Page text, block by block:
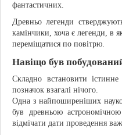
фантастичних.
Древньо легенди
камінчики, хоча є легенди, в
переміщатися по повітрю.
Навіщо був
Складно встановити
позначок взагалі нічого.
Одна з найпоширеніших
був древньою
відмічати дати проведення